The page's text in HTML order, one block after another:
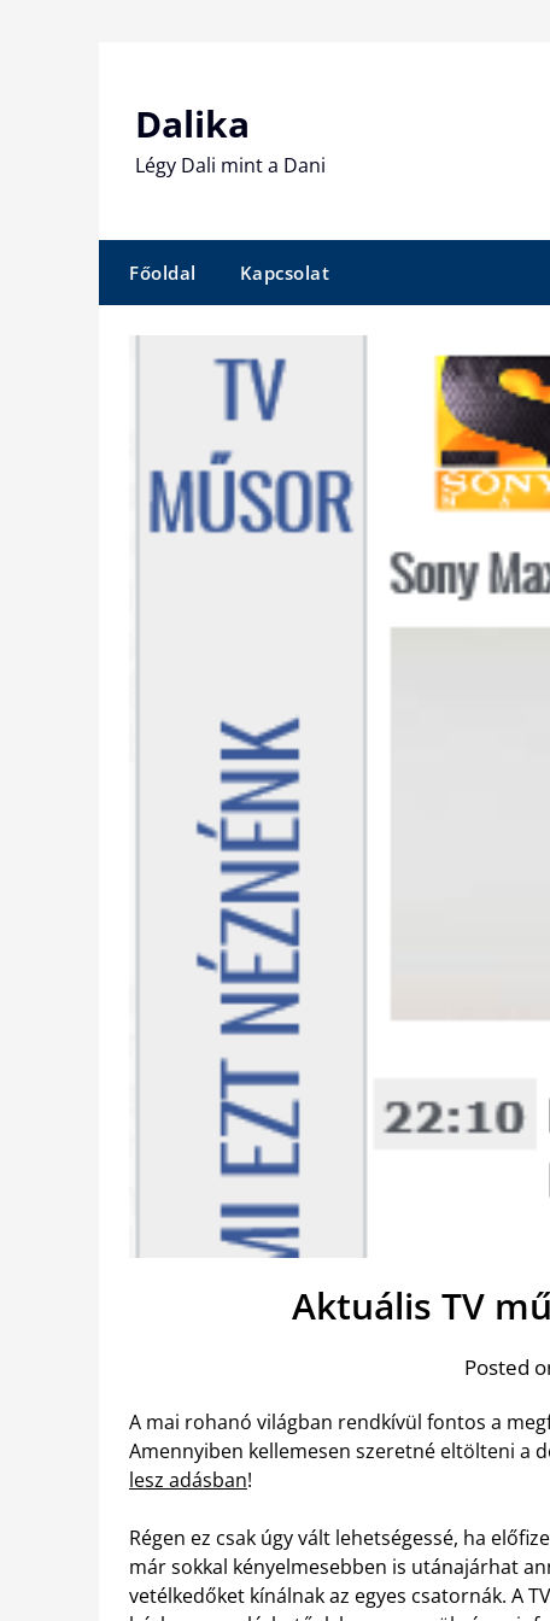
Dalika
Légy Dali mint a Dani
Főoldal Kapcsolat
Aktuális TV
Posted
A mai rohanó világban rendkívül fontos a
Amennyiben kellemesen szeretné eltölteni a
lesz adásban!
Régen ez csak úgy vált lehetségessé, ha
már sokkal kényelmesebben is utánajárhat
vetélkedőket kínálnak az egyes csatornák. A